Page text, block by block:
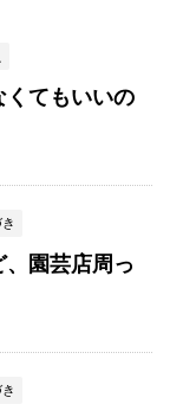
くてもいいの
園芸店周っ